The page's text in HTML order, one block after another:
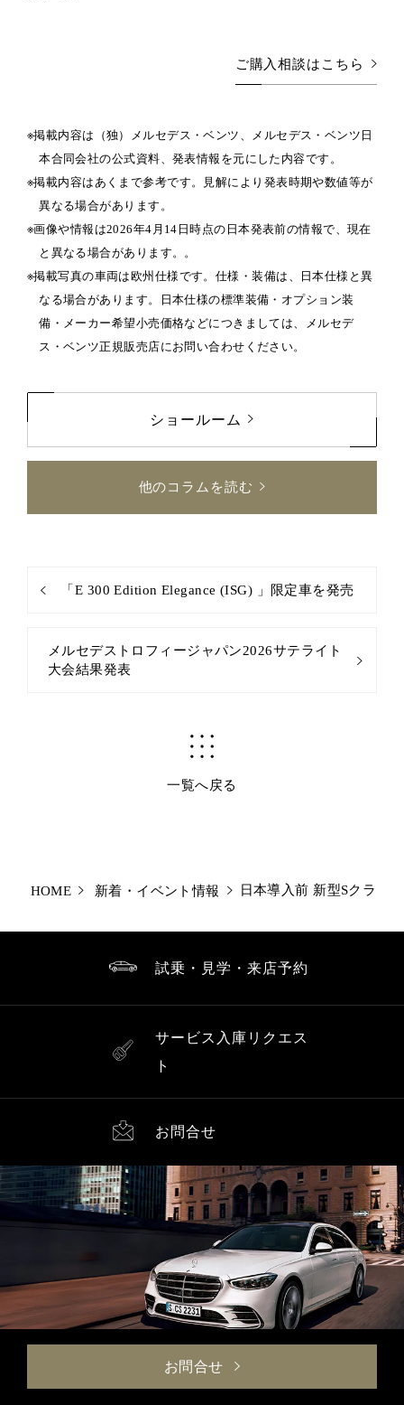
ご購入相談はこちら
掲載内容は（独）メルセデス・ベンツ、メルセデス・ベンツ日
本合同会社の公式資料、発表情報を元にした内容です。
掲載内容はあくまで参考です。見解により発表時期や数値等が
異なる場合があります。
画像や情報は2026年4月14日時点の日本発表前の情報で、現在
と異なる場合があります。。
掲載写真の車両は欧州仕様です。仕様・装備は、日本仕様と異
なる場合があります。日本仕様の標準装備・オプション装
備・メーカー希望小売価格などにつきましては、メルセデ
ス・ベンツ正規販売店にお問い合わせください。
ショールーム
他のコラムを読む
「E 300 Edition Elegance (ISG) 」限定車を発売
メルセデストロフィージャパン2026サテライト
大会結果発表
一覧へ戻る
HOME 新着・イベント情報 日本導入前 新型Sクラス
試乗・見学・来店予約
サービス入庫リクエス
ト
お問合せ
お問合せ